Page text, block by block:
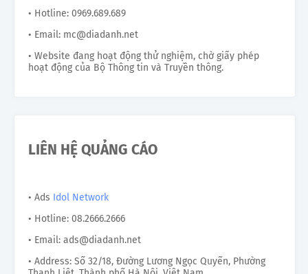
• Hotline: 0969.689.689
• Email: mc@diadanh.net
• Website đang hoạt động thử nghiệm, chờ giấy phép
hoạt động của Bộ Thông tin và Truyền thông.
LIÊN HỆ QUẢNG CÁO
• Ads Idol Network
• Hotline: 08.2666.2666
• Email: ads@diadanh.net
• Address: Số 32/18, Đường Lương Ngọc Quyến, Phường